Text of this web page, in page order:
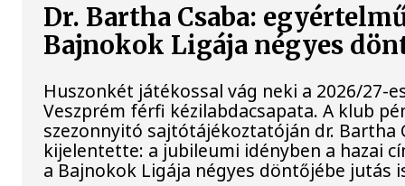
Dr. Bartha Csaba:
Bajnokok Ligája négyes
Huszonkét játékossal vág neki a 2026/27-
Veszprém férfi kézilabdacsapata. A klub
szezonnyitó sajtótájékoztatóján dr. Bartha
kijelentette: a jubileumi idényben a hazai
a Bajnokok Ligája négyes döntőjébe jutás